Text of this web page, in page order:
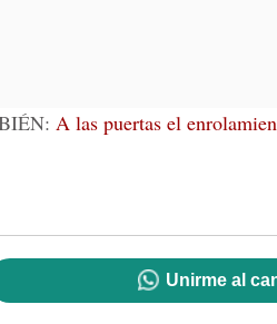
A las puertas el
Unirme al